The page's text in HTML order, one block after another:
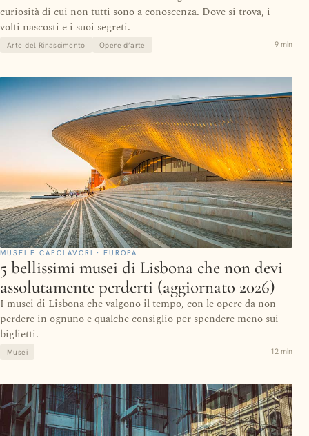
curiosità di cui non tutti sono a conoscenza. Dove si trova, i
volti nascosti e i suoi segreti.
Arte del Rinascimento Opere d’arte 9 min
MUSEI E CAPOLAVORI · EUROPA
5 bellissimi musei di Lisbona che non devi
assolutamente perderti (aggiornato 2026)
I musei di Lisbona che valgono il tempo, con le opere da non
perdere in ognuno e qualche consiglio per spendere meno sui
biglietti.
Musei 12 min